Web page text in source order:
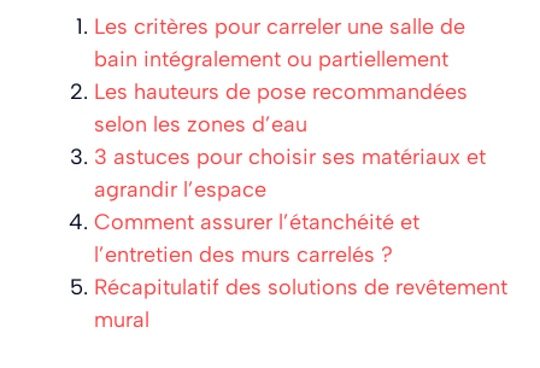
Les critères pour carreler une salle de
bain intégralement ou partiellement
Les hauteurs de pose recommandées
selon les zones d’eau
3 astuces pour choisir ses matériaux et
agrandir l’espace
Comment assurer l’étanchéité et
l’entretien des murs carrelés ?
Récapitulatif des solutions de revêtement
mural